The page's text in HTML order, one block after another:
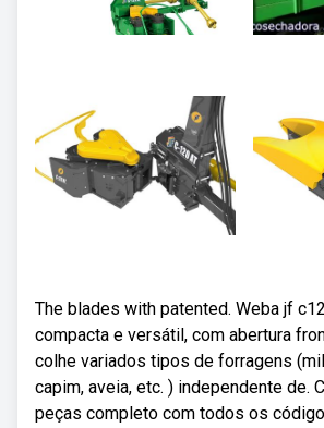
The blades with patented. Weba jf
compacta e versátil, com abertura
colhe variados tipos de forragens
capim, aveia, etc. ) independente de.
peças completo com todos os